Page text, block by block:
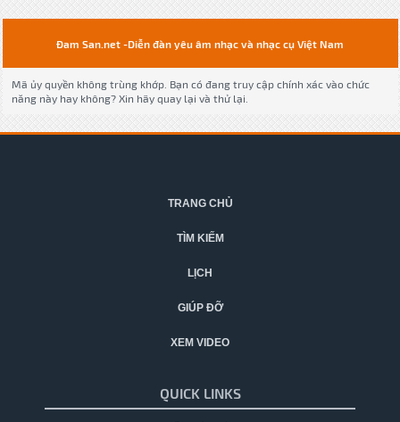
Đam San.net -Diễn đàn yêu âm nhạc và nhạc cụ Việt Nam
Mã ủy quyền không trùng khớp. Bạn có đang truy cập chính xác vào chức
năng này hay không? Xin hãy quay lại và thử lại.
TRANG CHỦ
TÌM KIẾM
LỊCH
GIÚP ĐỠ
XEM VIDEO
QUICK LINKS